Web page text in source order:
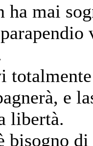
ha mai
e
libertà.
bisogno